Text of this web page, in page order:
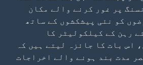
پر غور کرنے والے مکان
کو نئی پیشکشوں کے ساتھ
رہن کے کیلکولیٹر کا
اس بات کا جائزہ لیتے ہیں کہ
مدت بند ہونے والے اخراجات